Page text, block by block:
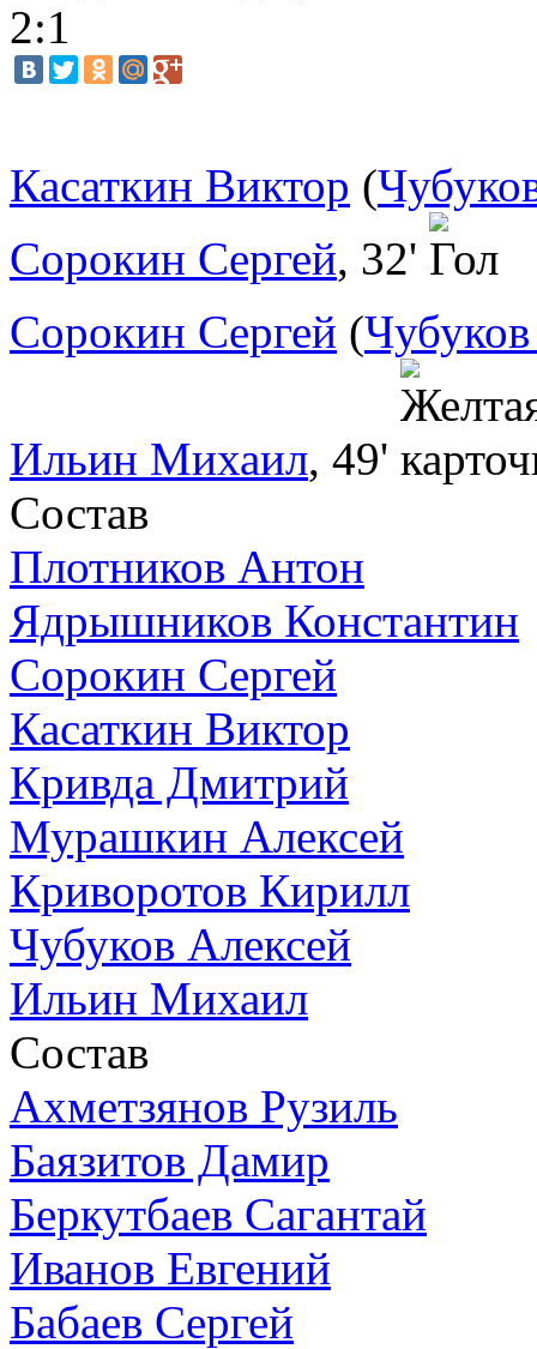
2:1
Касаткин Виктор (
Сорокин Сергей, 32'
Сорокин Сергей (
Ильин Михаил, 49'
Состав
Плотников Антон
Ядрышников Константин
Сорокин Сергей
Касаткин Виктор
Кривда Дмитрий
Мурашкин Алексей
Криворотов Кирилл
Чубуков Алексей
Ильин Михаил
Состав
Ахметзянов Рузиль
Баязитов Дамир
Беркутбаев Сагантай
Иванов Евгений
Бабаев Сергей